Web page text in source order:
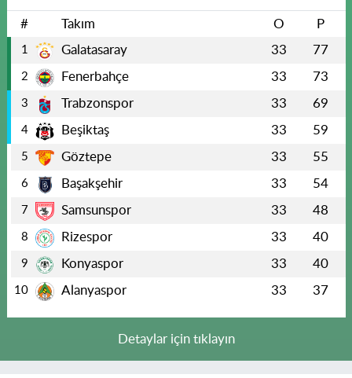
# Takım O P
1 Galatasaray 33 77
2 Fenerbahçe 33 73
3 Trabzonspor 33 69
4 Beşiktaş 33 59
5 Göztepe 33 55
6 Başakşehir 33 54
7 Samsunspor 33 48
8 Rizespor 33 40
9 Konyaspor 33 40
10 Alanyaspor 33 37
Detaylar için tıklayın